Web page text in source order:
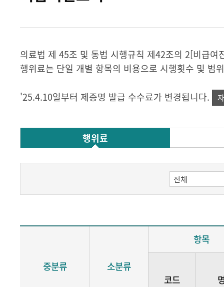
의료법 제 45조 및 동법 시행규칙 제42조의 2[비급
행위료는 단일 개별 항목의 비용으로 시행횟수 및 범
'25.4.10일부터 제증명 발급 수수료가 변경됩니다.
행위료
중분류 소분류
항목
코드